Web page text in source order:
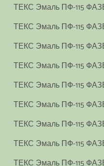
ТЕКС Эмаль ПФ-115
ТЕКС Эмаль ПФ-115
ТЕКС Эмаль ПФ-115
ТЕКС Эмаль ПФ-115
ТЕКС Эмаль ПФ-115
ТЕКС Эмаль ПФ-115
ТЕКС Эмаль ПФ-115
ТЕКС Эмаль ПФ-115
ТЕКС Эмаль ПФ-115